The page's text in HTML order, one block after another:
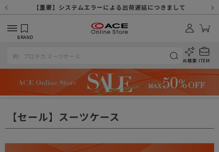
【重要】システムエラーによる出荷遅延につきまして
【重要】8/11（火・祝）休業及び配送スケジュールについて
【重要】令和８年熊本地震に伴う配送への影響について
【重要】納品書・領収書ペーパーレス化（電子化）のお知らせ
【重要】天候不良や交通状況・物量増等に伴う配送への影響について
【重要】悪質な詐欺サイトにご注意ください
【重要】各種メールが届かない場合に関しまして
【重要】お問い合わせのご対応に関しまして
【重要】SNSのなりすまし詐欺にご注意ください
BRAND
AI検索 ITEM
【セール】スーツケース